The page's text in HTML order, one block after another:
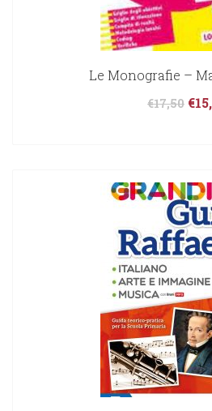
Le Monografie –
€17,50 €